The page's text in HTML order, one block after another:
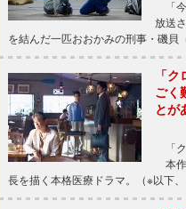
「今
放送
を結んだ一匹おおかみの刑事・磯
「
ごく
とが
「ク
本作
長を描く本格医療ドラマ。（※以